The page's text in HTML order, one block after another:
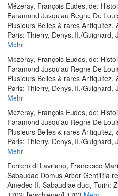
Mézeray, François Eudes, de:
Faramond Jusqu'au Regne De
Plusieurs Belles & rares Antiquitez,
Paris: Thierry, Denys, II./Guignard,
Mehr
Mézeray, François Eudes, de:
Faramond Jusqu'au Regne De
Plusieurs Belles & rares Antiquitez,
Paris: Thierry, Denys, II./Guignard,
Mehr
Mézeray, François Eudes, de:
Faramond Jusqu'au Regne De
Plusieurs Belles & rares Antiquitez,
Paris: Thierry, Denys, II./Guignard,
Mehr
Ferrero di Lavriano, Francesco
Sabaudae Domus Arbor Gentilitia
Amedeo II. Sabaudiae duci, Turin: